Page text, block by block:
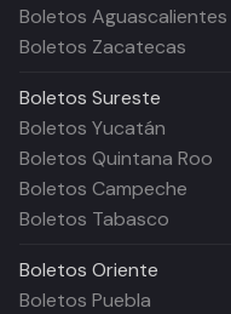
Boletos Aguascalientes
Boletos Zacatecas
Boletos Sureste
Boletos Yucatán
Boletos Quintana Roo
Boletos Campeche
Boletos Tabasco
Boletos Oriente
Boletos Puebla